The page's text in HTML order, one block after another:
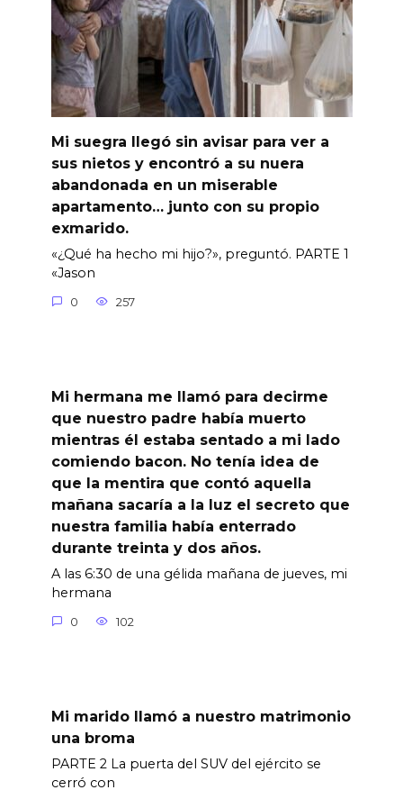
Mi suegra llegó sin avisar para ver a
sus nietos y encontró a su nuera
abandonada en un miserable
apartamento… junto con su propio
exmarido.
«¿Qué ha hecho mi hijo?», preguntó. PARTE 1
«Jason
0 257
Mi hermana me llamó para decirme
que nuestro padre había muerto
mientras él estaba sentado a mi lado
comiendo bacon. No tenía idea de
que la mentira que contó aquella
mañana sacaría a la luz el secreto que
nuestra familia había enterrado
durante treinta y dos años.
A las 6:30 de una gélida mañana de jueves, mi
hermana
0 102
Mi marido llamó a nuestro matrimonio
una broma
PARTE 2 La puerta del SUV del ejército se
cerró con